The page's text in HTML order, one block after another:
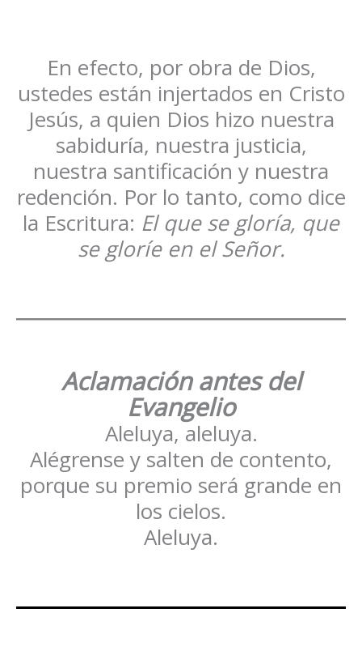
En efecto, por obra de Dios,
ustedes están injertados en Cristo
Jesús, a quien Dios hizo nuestra
sabiduría, nuestra justicia,
nuestra santificación y nuestra
redención. Por lo tanto, como dice
la Escritura: El que se gloría, que
se gloríe en el Señor.
Aclamación antes del
Evangelio
Aleluya, aleluya.
Alégrense y salten de contento,
porque su premio será grande en
los cielos.
Aleluya.